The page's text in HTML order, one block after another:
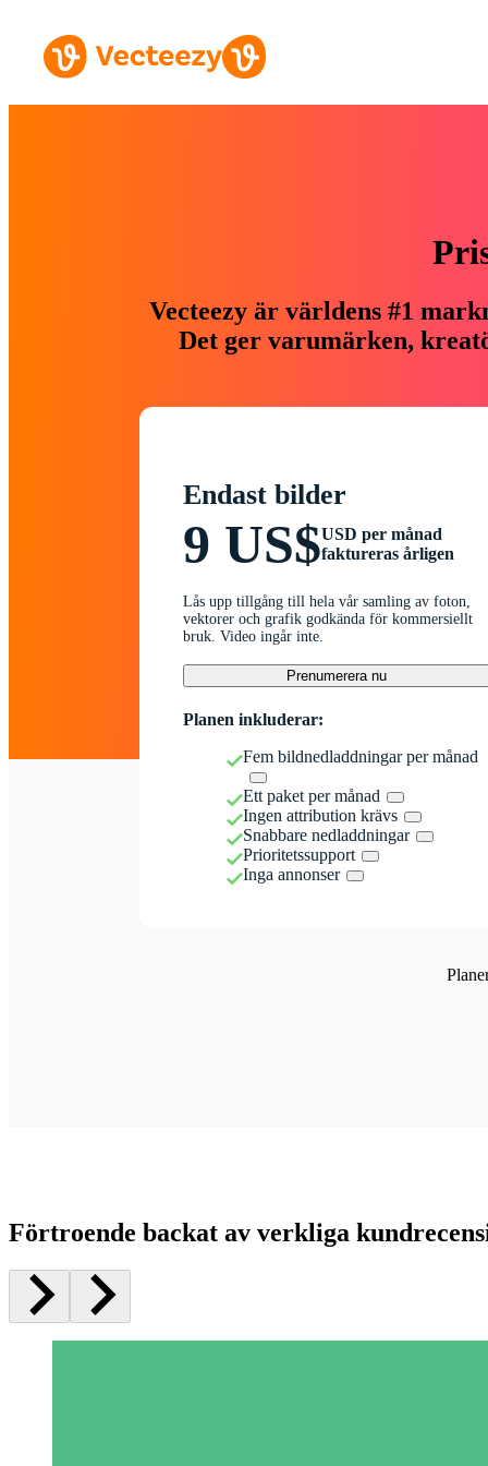
Vecteezy är världens #1
Det ger varumärken,
Endast bilder
9 US$USD per månad
faktureras årligen
Lås upp tillgång till hela vår samling av foton,
vektorer och grafik godkända för kommersiellt
bruk. Video ingår inte.
Prenumerera nu
Planen inkluderar:
Fem bildnedladdningar per månad
Ett paket per månad
Ingen attribution krävs
Snabbare nedladdningar
Prioritetssupport
Inga annonser
Förtroende backat av verkliga